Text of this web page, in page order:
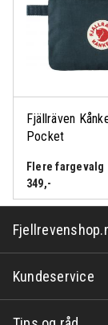
Fjällräven
Pocket
Flere fargevalg
349,-
Kundeservice